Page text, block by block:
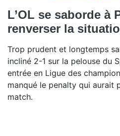
L’OL se saborde à
renverser la
Trop prudent et longtemps
incliné 2-1 sur la pelouse du
entrée en Ligue des
manqué le penalty qui aurait
match.